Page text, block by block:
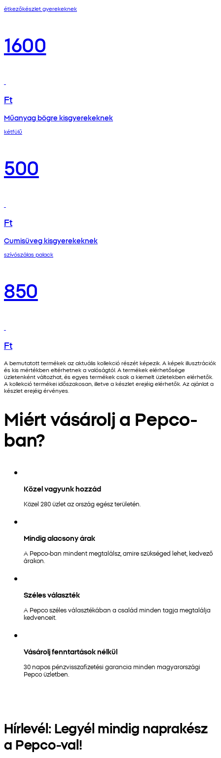
étkezőkészlet gyerekeknek
1600
Ft
Műanyag bögre kisgyerekeknek
kétfülű
500
Ft
Cumisüveg kisgyerekeknek
szívószálas palack
850
Ft
A bemutatott termékek az aktuális kollekció részét képezik. A képek illusztrációk
és kis mértékben eltérhetnek a valóságtól. A termékek elérhetősége
üzletenként változhat, és egyes termékek csak a kiemelt üzletekben elérhetők.
A kollekció termékei időszakosan, illetve a készlet erejéig elérhetők. Az ajánlat a
készlet erejéig érvényes.
Miért vásárolj a Pepco-
ban?
Közel vagyunk hozzád
Közel 280 üzlet az ország egész területén.
Mindig alacsony árak
A Pepco-ban mindent megtalálsz, amire szükséged lehet, kedvező
árakon.
Széles választék
A Pepco széles választékában a család minden tagja megtalálja
kedvenceit.
Vásárolj fenntartások nélkül
30 napos pénzvisszafizetési garancia minden magyarországi
Pepco üzletben.
Hírlevél: Legyél mindig naprakész
a Pepco-val!